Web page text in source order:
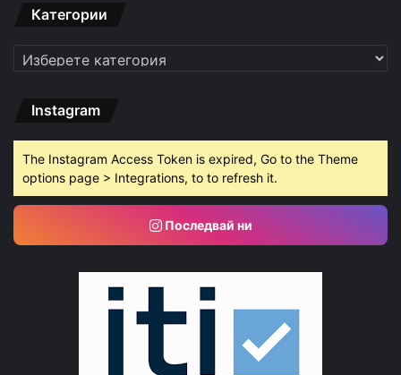
Категории
Категории
Instagram
The Instagram Access Token is expired, Go to the Theme
options page > Integrations, to to refresh it.
Последвай ни